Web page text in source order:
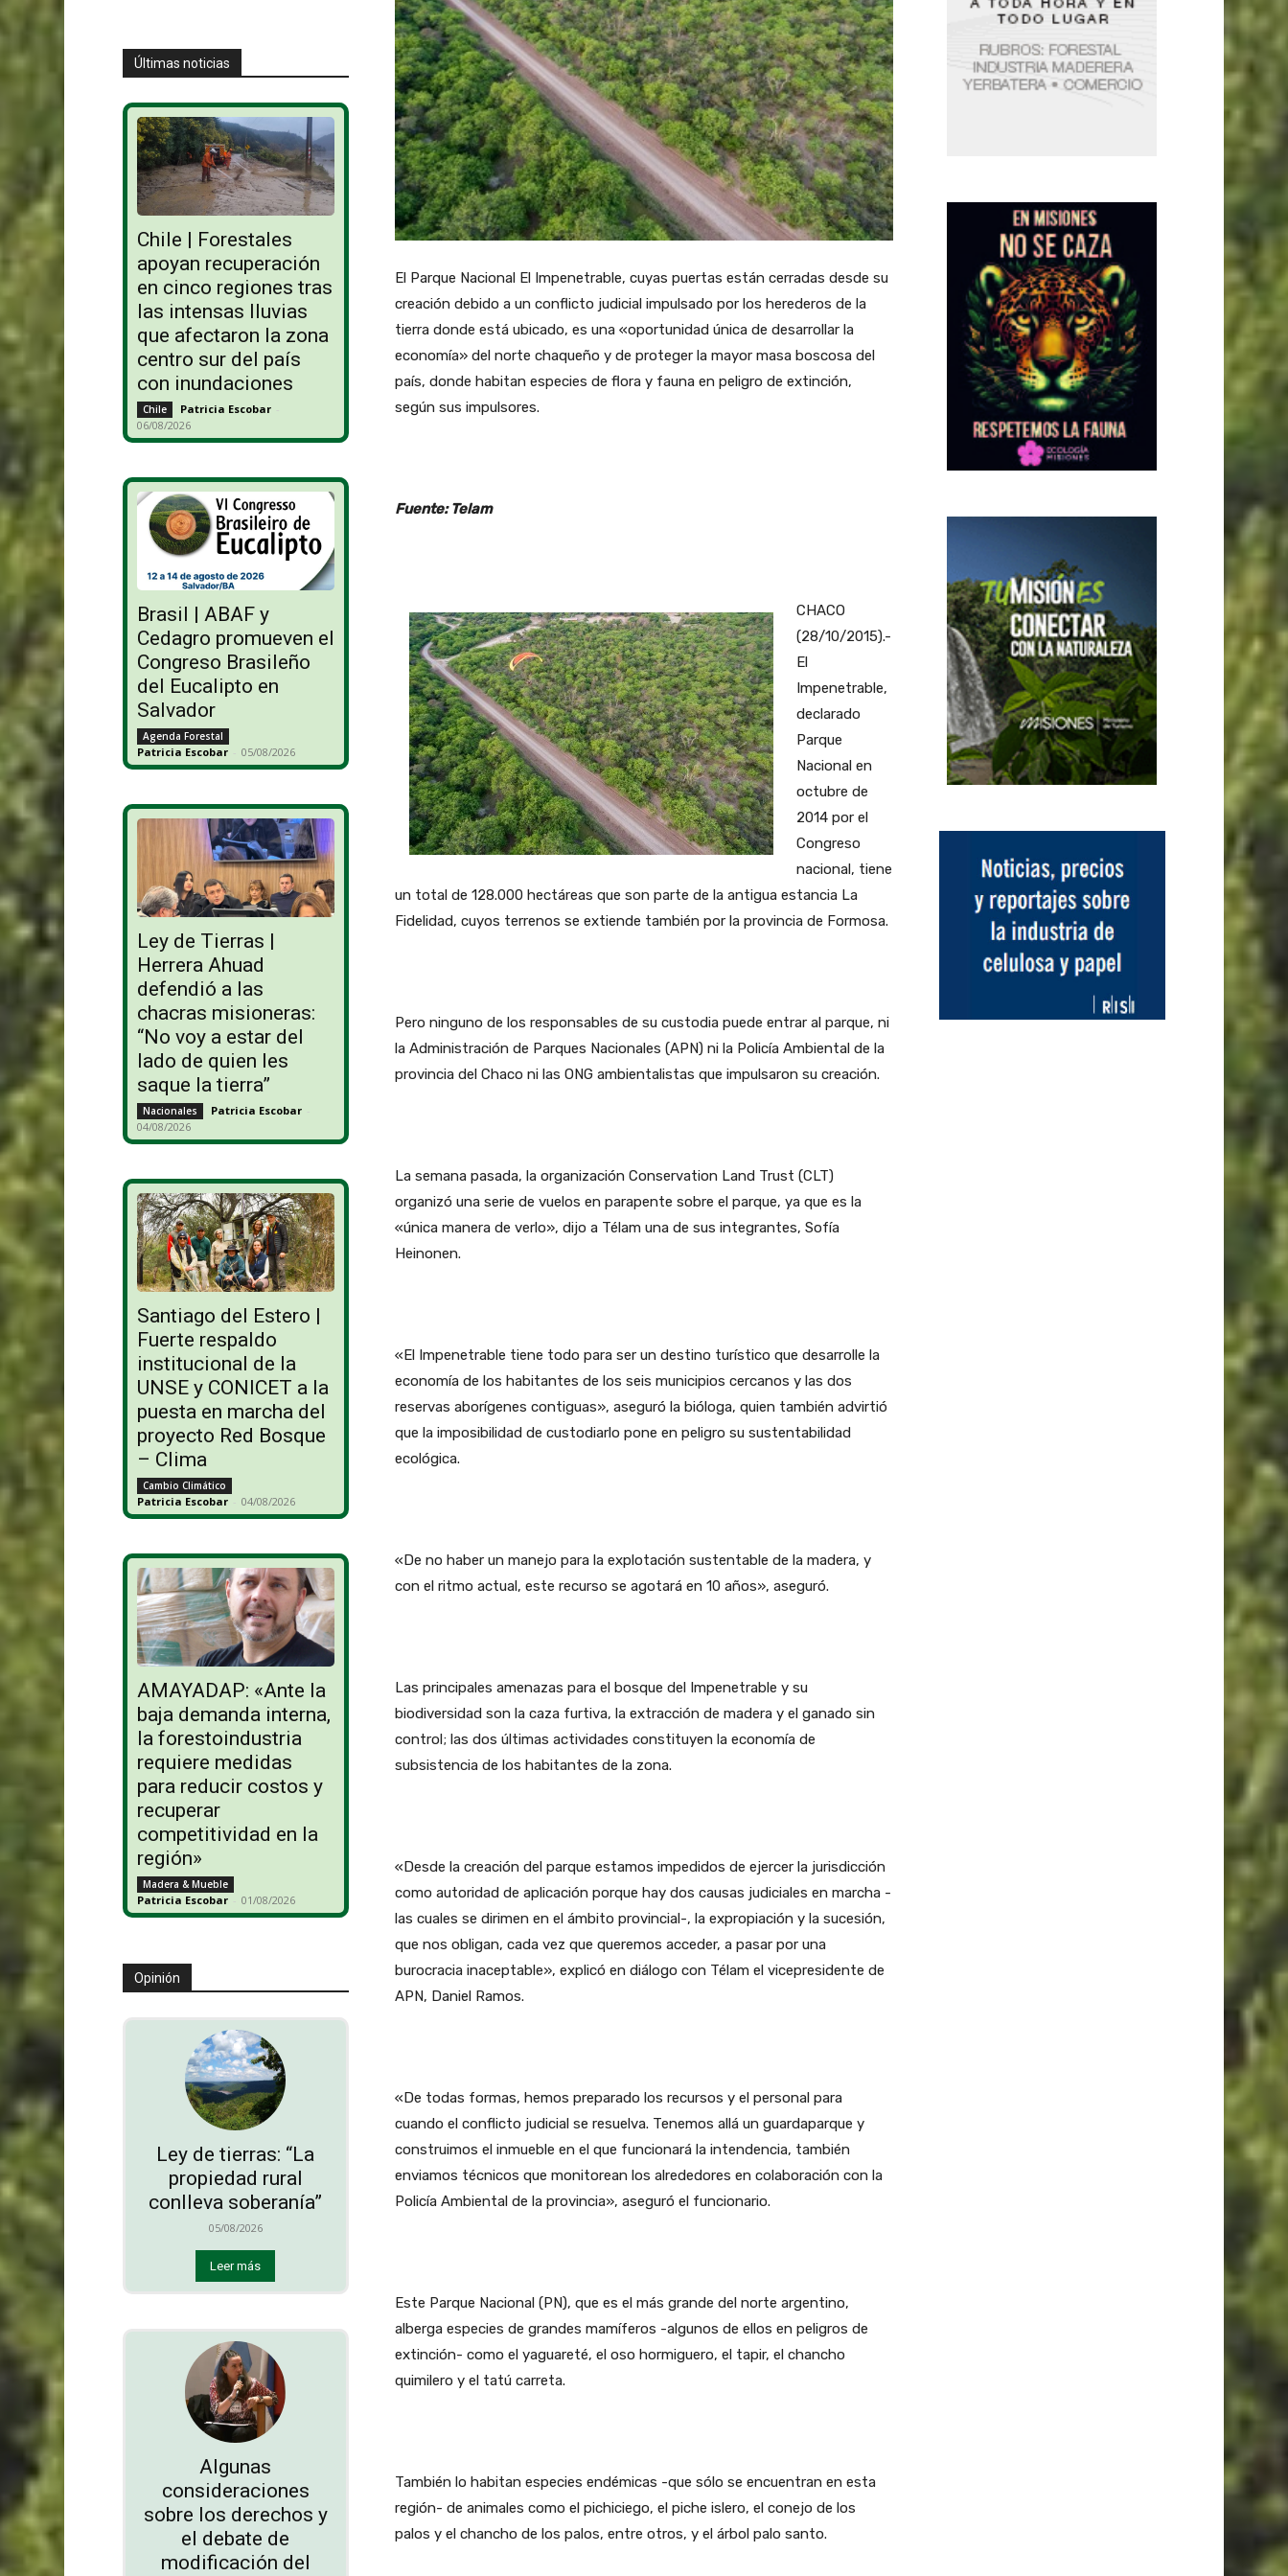
Últimas noticias
Chile | Forestales
apoyan recuperación
en cinco regiones tras
las intensas lluvias
que afectaron la zona
centro sur del país
con inundaciones
Chile Patricia Escobar -
06/08/2026
Brasil | ABAF y
Cedagro promueven el
Congreso Brasileño
del Eucalipto en
Salvador
Agenda Forestal
Patricia Escobar - 05/08/2026
Ley de Tierras |
Herrera Ahuad
defendió a las
chacras misioneras:
“No voy a estar del
lado de quien les
saque la tierra”
Nacionales Patricia Escobar -
04/08/2026
Santiago del Estero |
Fuerte respaldo
institucional de la
UNSE y CONICET a la
puesta en marcha del
proyecto Red Bosque
– Clima
Cambio Climático
Patricia Escobar - 04/08/2026
AMAYADAP: «Ante la
baja demanda interna,
la forestoindustria
requiere medidas
para reducir costos y
recuperar
competitividad en la
región»
Madera & Mueble
Patricia Escobar - 01/08/2026
Opinión
Ley de tierras: “La
propiedad rural
conlleva soberanía”
05/08/2026
Leer más
Algunas
consideraciones
sobre los derechos y
el debate de
modificación del
El Parque Nacional El Impenetrable, cuyas puertas están cerradas desde su
creación debido a un conflicto judicial impulsado por los herederos de la
tierra donde está ubicado, es una «oportunidad única de desarrollar la
economía» del norte chaqueño y de proteger la mayor masa boscosa del
país, donde habitan especies de flora y fauna en peligro de extinción,
según sus impulsores.
Fuente: Telam
CHACO
(28/10/2015).-
El
Impenetrable,
declarado
Parque
Nacional en
octubre de
2014 por el
Congreso
nacional, tiene
un total de 128.000 hectáreas que son parte de la antigua estancia La
Fidelidad, cuyos terrenos se extiende también por la provincia de Formosa.
Pero ninguno de los responsables de su custodia puede entrar al parque, ni
la Administración de Parques Nacionales (APN) ni la Policía Ambiental de la
provincia del Chaco ni las ONG ambientalistas que impulsaron su creación.
La semana pasada, la organización Conservation Land Trust (CLT)
organizó una serie de vuelos en parapente sobre el parque, ya que es la
«única manera de verlo», dijo a Télam una de sus integrantes, Sofía
Heinonen.
«El Impenetrable tiene todo para ser un destino turístico que desarrolle la
economía de los habitantes de los seis municipios cercanos y las dos
reservas aborígenes contiguas», aseguró la bióloga, quien también advirtió
que la imposibilidad de custodiarlo pone en peligro su sustentabilidad
ecológica.
«De no haber un manejo para la explotación sustentable de la madera, y
con el ritmo actual, este recurso se agotará en 10 años», aseguró.
Las principales amenazas para el bosque del Impenetrable y su
biodiversidad son la caza furtiva, la extracción de madera y el ganado sin
control; las dos últimas actividades constituyen la economía de
subsistencia de los habitantes de la zona.
«Desde la creación del parque estamos impedidos de ejercer la jurisdicción
como autoridad de aplicación porque hay dos causas judiciales en marcha -
las cuales se dirimen en el ámbito provincial-, la expropiación y la sucesión,
que nos obligan, cada vez que queremos acceder, a pasar por una
burocracia inaceptable», explicó en diálogo con Télam el vicepresidente de
APN, Daniel Ramos.
«De todas formas, hemos preparado los recursos y el personal para
cuando el conflicto judicial se resuelva. Tenemos allá un guardaparque y
construimos el inmueble en el que funcionará la intendencia, también
enviamos técnicos que monitorean los alrededores en colaboración con la
Policía Ambiental de la provincia», aseguró el funcionario.
Este Parque Nacional (PN), que es el más grande del norte argentino,
alberga especies de grandes mamíferos -algunos de ellos en peligros de
extinción- como el yaguareté, el oso hormiguero, el tapir, el chancho
quimilero y el tatú carreta.
También lo habitan especies endémicas -que sólo se encuentran en esta
región- de animales como el pichiciego, el piche islero, el conejo de los
palos y el chancho de los palos, entre otros, y el árbol palo santo.